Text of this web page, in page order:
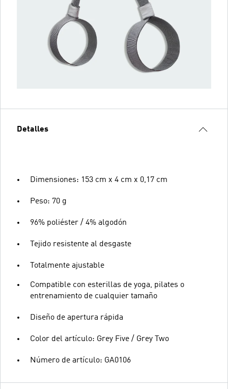
Detalles
Dimensiones: 153 cm x 4 cm x 0,17 cm
Peso: 70 g
96% poliéster / 4% algodón
Tejido resistente al desgaste
Totalmente ajustable
Compatible con esterillas de yoga, pilates o
entrenamiento de cualquier tamaño
Diseño de apertura rápida
Color del artículo: Grey Five / Grey Two
Número de artículo: GA0106